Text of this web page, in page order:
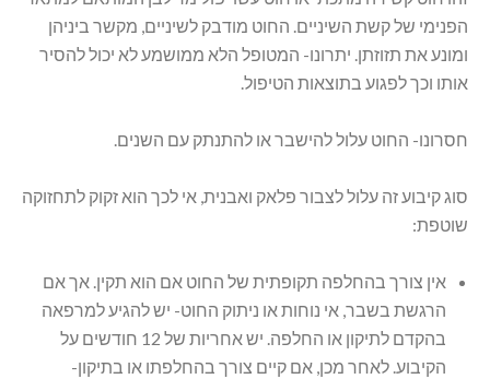
הפנימי של קשת השיניים. החוט מודבק לשיניים, מקשר ביניהן
ומונע את תזוזתן. יתרונו- המטופל הלא ממושמע לא יכול להסיר
אותו וכך לפגוע בתוצאות הטיפול.
חסרונו- החוט עלול להישבר או להתנתק עם השנים.
סוג קיבוע זה עלול לצבור פלאק ואבנית, אי לכך הוא זקוק לתחזוקה
שוטפת:
אין צורך בהחלפה תקופתית של החוט אם הוא תקין. אך אם
הרגשת בשבר, אי נוחות או ניתוק החוט- יש להגיע למרפאה
בהקדם לתיקון או החלפה. יש אחריות של 12 חודשים על
הקיבוע. לאחר מכן, אם קיים צורך בהחלפתו או בתיקון-